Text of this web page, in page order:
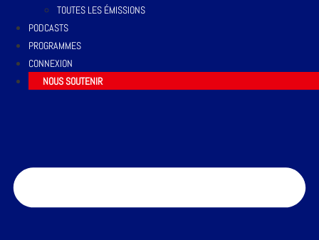
TOUTES LES ÉMISSIONS
PODCASTS
PROGRAMMES
CONNEXION
NOUS SOUTENIR